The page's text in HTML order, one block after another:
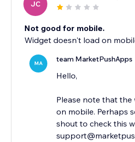
JC
Not good for mobile.
Widget doesn't load on
MA team MarketPushApps
Hello,
Please note that the
on mobile. Perhaps
shout to check this